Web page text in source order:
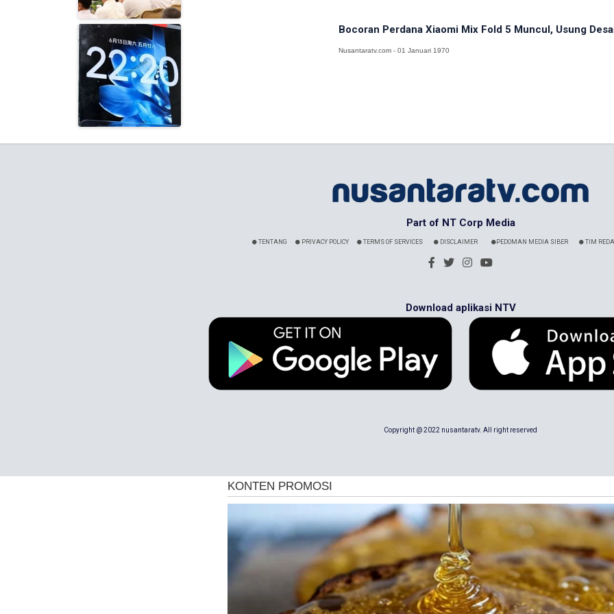
Bocoran Perdana Xiaomi Mix Fold 5 Muncul, Usung
Nusantaratv.com - 01 Januari 1970
Part of NT Corp Media
TENTANG PRIVACY POLICY TERMS OF SERVICES DISCLAIMER PEDOMAN MEDIA SIBER TIM
Download aplikasi NTV
Copyright @ 2022 nusantaratv. All right reserved